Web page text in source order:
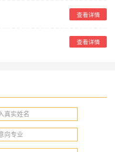
查看详情
查看详情